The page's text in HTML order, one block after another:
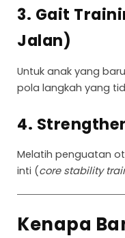
3. Gait
Jalan)
Untuk anak yang
pola langkah yang
4.
Melatih penguatan
inti (core stability
Kenapa